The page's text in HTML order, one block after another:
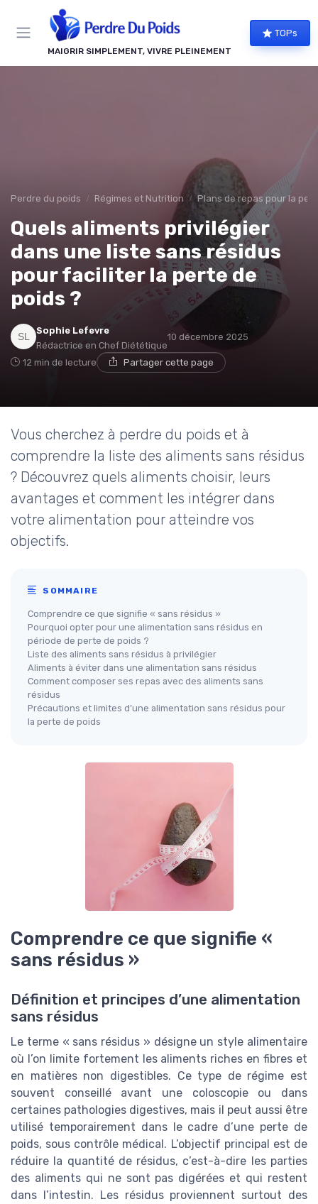
MAIGRIR SIMPLEMENT, VIVRE PLEINEMENT
TOPs
Perdre du poids Régimes et Nutrition Plans de repas pour la
Quels aliments privilégier
dans une liste sans résidus
pour faciliter la perte de
poids ?
Sophie Lefevre
Rédactrice en Chef Diététique
10 décembre 2025
12 min de lecture Partager cette page
Vous cherchez à perdre du poids et à
comprendre la liste des aliments sans résidus
? Découvrez quels aliments choisir, leurs
avantages et comment les intégrer dans
votre alimentation pour atteindre vos
objectifs.
SOMMAIRE
Comprendre ce que signifie « sans résidus »
Pourquoi opter pour une alimentation sans résidus en
période de perte de poids ?
Liste des aliments sans résidus à privilégier
Aliments à éviter dans une alimentation sans résidus
Comment composer ses repas avec des aliments sans
résidus
Précautions et limites d’une alimentation sans résidus pour
la perte de poids
Comprendre ce que signifie «
sans résidus »
Définition et principes d’une alimentation
sans résidus
Le terme « sans résidus » désigne un style alimentaire
où l’on limite fortement les aliments riches en fibres et
en matières non digestibles. Ce type de régime est
souvent conseillé avant une coloscopie ou dans
certaines pathologies digestives, mais il peut aussi être
utilisé temporairement dans le cadre d’une perte de
poids, sous contrôle médical. L’objectif principal est de
réduire la quantité de résidus, c’est-à-dire les parties
des aliments qui ne sont pas digérées et qui restent
dans l’intestin. Les résidus proviennent surtout des
Panneau de gestion des cookies